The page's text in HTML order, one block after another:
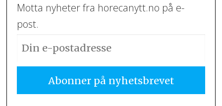
Motta nyheter fra horecanytt.no på e-
post.